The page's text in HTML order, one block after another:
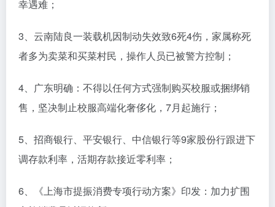
幸遇难；
3、云南陆良一装载机因制动失效致6死4伤，家属称死
者多为卖菜和买菜村民，操作人员已被警方控制；
4、广东明确：不得以任何方式强制购买校服或捆绑销
售，坚决制止校服高端化奢侈化，7月起施行；
5、招商银行、平安银行、中信银行等9家股份行跟进下
调存款利率，活期存款接近零利率；
6、《上海市提振消费专项行动方案》印发：加力扩围